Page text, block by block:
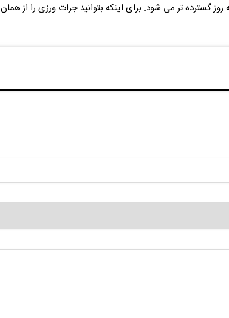
گسترده تر می شود. برای اینکه بتوانید جرات ورزی را از